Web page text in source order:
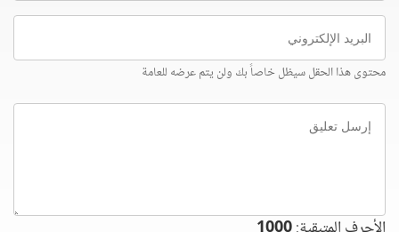
البريد
الإلكتروني
محتوى هذا الحقل سيظل خاصاً بك ولن يتم عرضه للعامة
إرسل
تعليق